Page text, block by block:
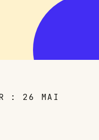
: 26 MAI